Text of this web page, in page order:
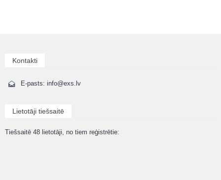
Kontakti
E-pasts: info@exs.lv
Lietotāji tiešsaitē
Tiešsaitē 48 lietotāji, no tiem reģistrētie: